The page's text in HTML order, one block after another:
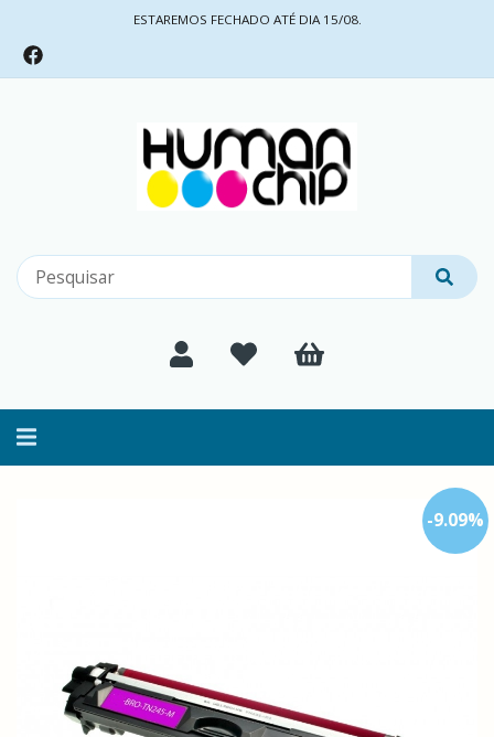
ESTAREMOS FECHADO ATÉ DIA 15/08.
Alternar
-9.09%